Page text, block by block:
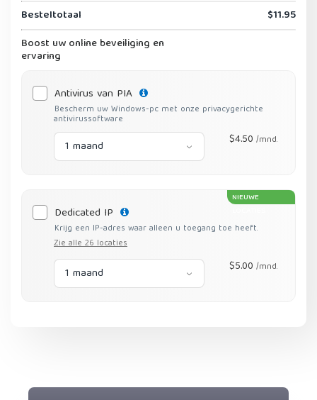
Besteltotaal
$11.95
Boost uw online beveiliging en
ervaring
Antivirus van PIA
Bescherm uw Windows-pc met onze privacygerichte
antivirussoftware
1 maand $4.50/mnd.
NIEUWE
Dedicated IP
Krijg een IP-adres waar alleen u toegang toe heeft.
Zie alle 26 locaties
1 maand $5.00/mnd.